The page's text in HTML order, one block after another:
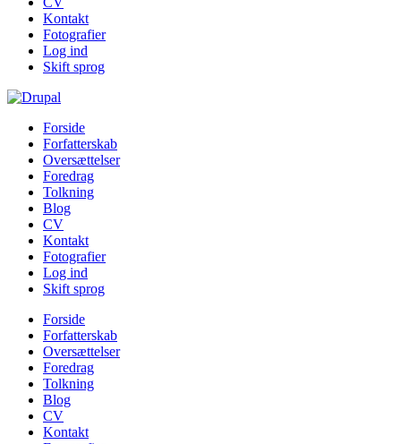
Kontakt
Fotografier
Log ind
Skift sprog
Forside
Forfatterskab
Oversættelser
Foredrag
Tolkning
Blog
CV
Kontakt
Fotografier
Log ind
Skift sprog
Forside
Forfatterskab
Oversættelser
Foredrag
Tolkning
Blog
CV
Kontakt